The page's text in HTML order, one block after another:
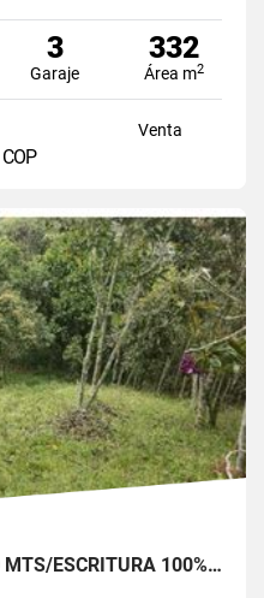
3
Garaje
332
Área m2
Venta
COP
LOTE SANTA ELENA/ 3390 MTS/ESCRITURA 100%- OPORTUNIDAD!